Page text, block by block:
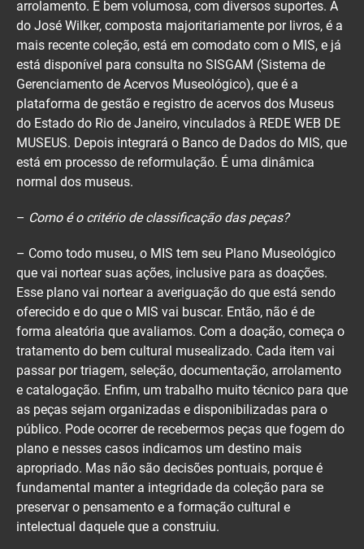
arrolamento. É bem volumosa, com diversos suportes. A
do José Wilker, composta majoritariamente por livros, é a
mais recente coleção, está em comodato com o MIS, e já
está disponível para consulta no SISGAM (Sistema de
Gerenciamento de Acervos Museológico), que é a
plataforma de gestão e registro de acervos dos Museus
do Estado do Rio de Janeiro, vinculados à REDE WEB DE
MUSEUS. Depois integrará o Banco de Dados do MIS, que
está em processo de reformulação. É uma dinâmica
normal dos museus.
– Como é o critério de classificação das peças?
– Como todo museu, o MIS tem seu Plano Museológico
que vai nortear suas ações, inclusive para as doações.
Esse plano vai nortear a averiguação do que está sendo
oferecido e do que o MIS vai buscar. Então, não é de
forma aleatória que avaliamos. Com a doação, começa o
tratamento do bem cultural musealizado. Cada item vai
passar por triagem, seleção, documentação, arrolamento
e catalogação. Enfim, um trabalho muito técnico para que
as peças sejam organizadas e disponibilizadas para o
público. Pode ocorrer de recebermos peças que fogem do
plano e nesses casos indicamos um destino mais
apropriado. Mas não são decisões pontuais, porque é
fundamental manter a integridade da coleção para se
preservar o pensamento e a formação cultural e
intelectual daquele que a construiu.